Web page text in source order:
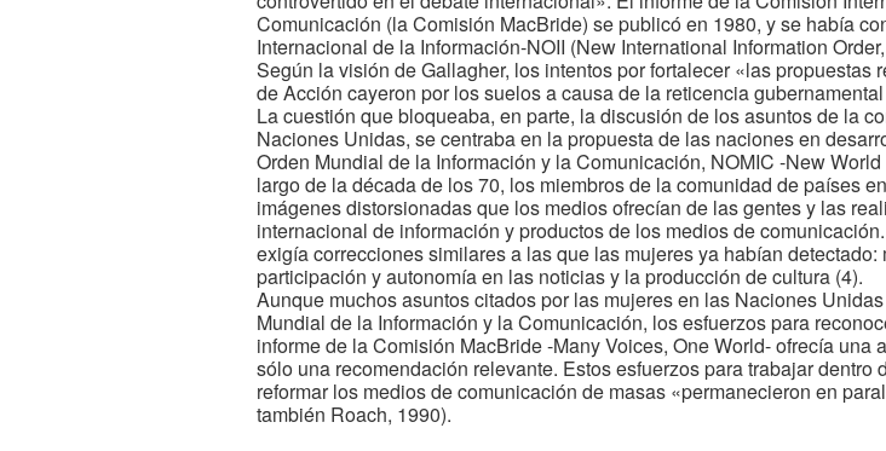
Comunicación (la Comisión MacBride) se publicó en 1980, y se había
Internacional de la Información-NOII (New International Information
Según la visión de Gallagher, los intentos por fortalecer «las
de Acción cayeron por los suelos a causa de la reticencia
La cuestión que bloqueaba, en parte, la discusión de los asuntos de la
Naciones Unidas, se centraba en la propuesta de las naciones en
Orden Mundial de la Información y la Comunicación, NOMIC -New
largo de la década de los 70, los miembros de la comunidad de países
imágenes distorsionadas que los medios ofrecían de las gentes y las
internacional de información y productos de los medios de
exigía correcciones similares a las que las mujeres ya habían
participación y autonomía en las noticias y la producción de cultura (4).
Aunque muchos asuntos citados por las mujeres en las Naciones
Mundial de la Información y la Comunicación, los esfuerzos para
informe de la Comisión MacBride -Many Voices, One World- ofrecía
sólo una recomendación relevante. Estos esfuerzos para trabajar
reformar los medios de comunicación de masas «permanecieron en
también Roach, 1990).